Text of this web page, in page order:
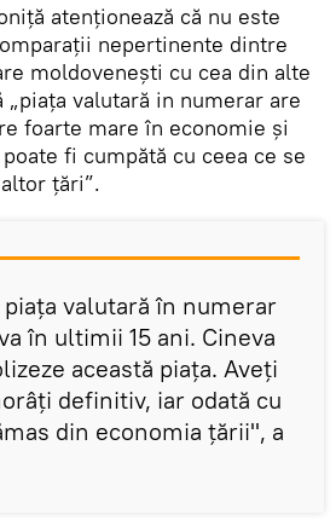
atenționează că nu este
nepertinente dintre
moldovenești cu cea din alte
valutară in numerar are
foarte mare în economie și
fi cumpătă cu ceea ce se
țări”.
valutară în numerar
în ultimii 15 ani. Cineva
această piața. Aveți
definitiv, iar odată cu
din economia țării", a